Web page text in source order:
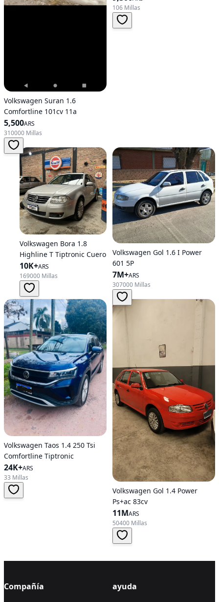
Volkswagen Suran 1.6
Comfortline 101cv 11a
5,500ARS
310000 Millas
106 Millas
Volkswagen Bora 1.8
Highline T Tiptronic Cuero
10K+ARS
169000 Millas
Volkswagen Gol 1.6 I Power
601 5P
7M+ARS
307000 Millas
Volkswagen Taos 1.4 250 Tsi
Comfortline Tiptronic
24K+ARS
33 Millas
Volkswagen Gol 1.4 Power
Ps+ac 83cv
11MARS
50400 Millas
Compañía ayuda